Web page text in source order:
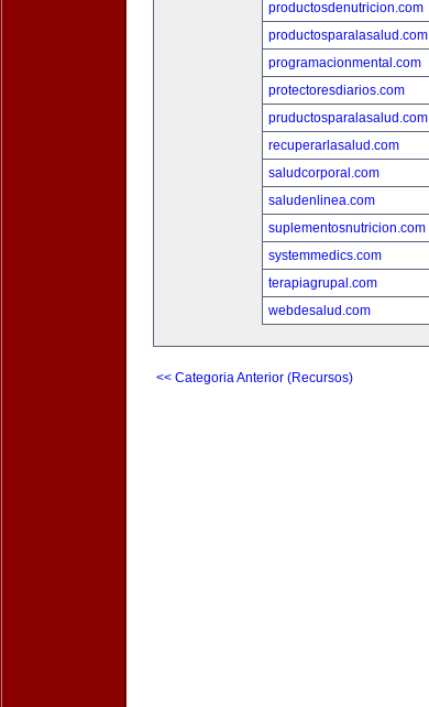
productosdenutricion.com
productosparalasalud.com
programacionmental.com
protectoresdiarios.com
pruductosparalasalud.com
recuperarlasalud.com
saludcorporal.com
saludenlinea.com
suplementosnutricion.com
systemmedics.com
terapiagrupal.com
webdesalud.com
<< Categoria Anterior (Recursos)